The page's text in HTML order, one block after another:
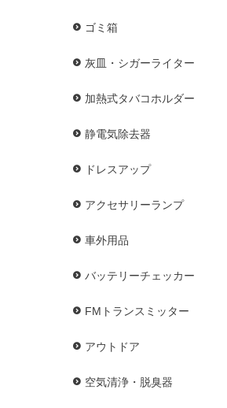
ゴミ箱
灰皿・シガーライター
加熱式タバコホルダー
静電気除去器
ドレスアップ
アクセサリーランプ
車外用品
バッテリーチェッカー
FMトランスミッター
アウトドア
空気清浄・脱臭器